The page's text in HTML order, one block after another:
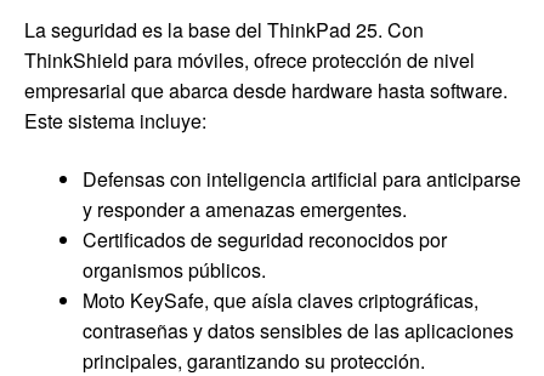
La seguridad es la base del ThinkPad 25. Con
ThinkShield para móviles, ofrece protección de nivel
empresarial que abarca desde hardware hasta software.
Este sistema incluye:
Defensas con inteligencia artificial para anticiparse
y responder a amenazas emergentes.
Certificados de seguridad reconocidos por
organismos públicos.
Moto KeySafe, que aísla claves criptográficas,
contraseñas y datos sensibles de las aplicaciones
principales, garantizando su protección.